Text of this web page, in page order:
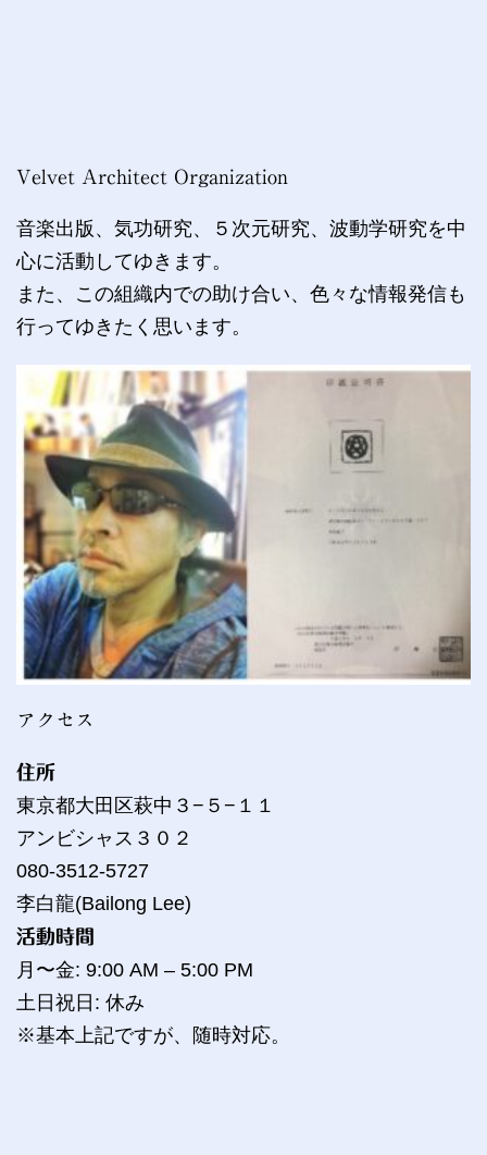
ョ
ン
Velvet Architect Organization
音楽出版、気功研究、５次元研究、波動学研究を中
心に活動してゆきます。
また、この組織内での助け合い、色々な情報発信も
行ってゆきたく思います。
アクセス
住所
東京都大田区萩中３−５−１１
アンビシャス３０２
080-3512-5727
李白龍(Bailong Lee)
活動時間
月〜金: 9:00 AM – 5:00 PM
土日祝日: 休み
※基本上記ですが、随時対応。